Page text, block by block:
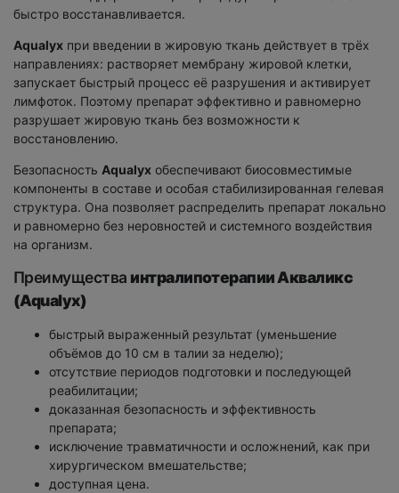
быстро восстанавливается.
Aqualyx при введении в жировую ткань действует в трёх
направлениях: растворяет мембрану жировой клетки,
запускает быстрый процесс её разрушения и активирует
лимфоток. Поэтому препарат эффективно и равномерно
разрушает жировую ткань без возможности к
восстановлению.
Безопасность Aqualyx обеспечивают биосовместимые
компоненты в составе и особая стабилизированная гелевая
структура. Она позволяет распределить препарат локально
и равномерно без неровностей и системного воздействия
на организм.
Преимущества интралипотерапии Акваликс
(Aqualyx)
быстрый выраженный результат (уменьшение
объёмов до 10 см в талии за неделю);
отсутствие периодов подготовки и последующей
реабилитации;
доказанная безопасность и эффективность
препарата;
исключение травматичности и осложнений, как при
хирургическом вмешательстве;
доступная цена.